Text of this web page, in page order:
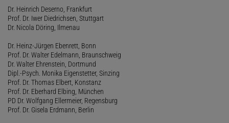
Dr. Heinrich Deserno, Frankfurt
Prof. Dr. Iwer Diedrichsen, Stuttgart
Dr. Nicola Döring, Ilmenau
Dr. Heinz-Jürgen Ebenrett, Bonn
Prof. Dr. Walter Edelmann, Braunschweig
Dr. Walter Ehrenstein, Dortmund
Dipl.-Psych. Monika Eigenstetter, Sinzing
Prof. Dr. Thomas Elbert, Konstanz
Prof. Dr. Eberhard Elbing, München
PD Dr. Wolfgang Ellermeier, Regensburg
Prof. Dr. Gisela Erdmann, Berlin